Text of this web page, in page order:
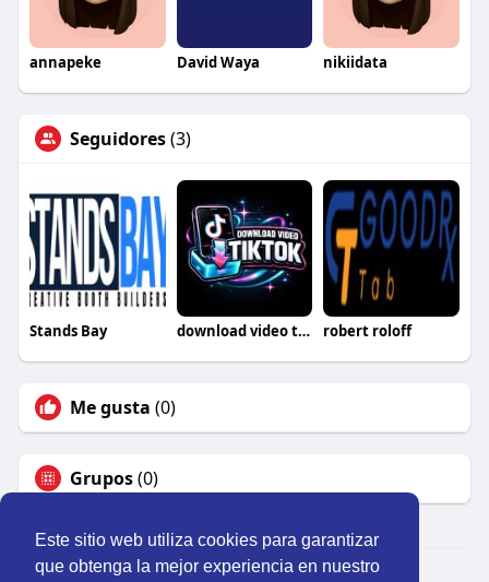
Este sitio web utiliza cookies para garantizar
que obtenga la mejor experiencia en nuestro
annapeke David Waya nikiidata
Seguidores(3)
Stands Bay download video tiktok robert roloff
Me gusta (0)
Grupos(0)
© 2026 Perú Activo